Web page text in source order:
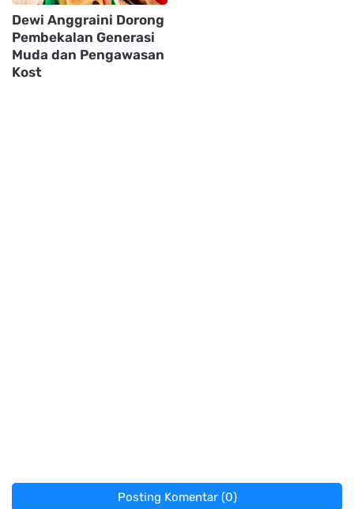
Dewi Anggraini Dorong
Pembekalan Generasi
Muda dan Pengawasan
Kost
Posting Komentar (0)